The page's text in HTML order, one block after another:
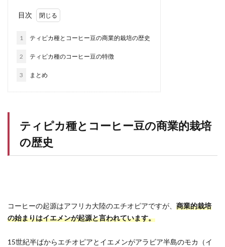
目次
1 ティピカ種とコーヒー豆の商業的栽培の歴史
2 ティピカ種のコーヒー豆の特徴
3 まとめ
ティピカ種とコーヒー豆の商業的栽培
の歴史
コーヒーの起源はアフリカ大陸のエチオピアですが、 商業的栽培
の始まりはイエメンが起源と言われています。
15世紀半ばからエチオピアとイエメンがアラビア半島のモカ（イ